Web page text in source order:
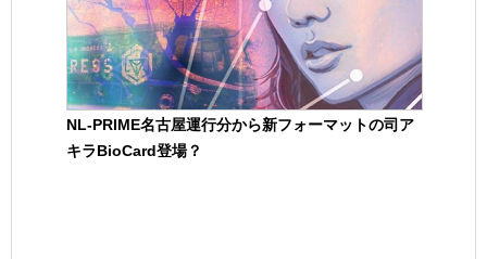
NL-PRIME名古屋運行分から新フォーマットの司ア
キラBioCard登場？